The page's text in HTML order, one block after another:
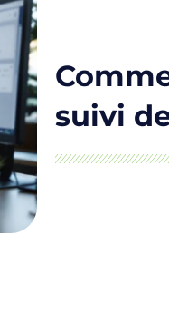
suivi